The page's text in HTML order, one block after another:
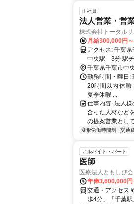
正社員
法人営業・営
株式会社トータル
月給300,000円
アクセス: 千葉県千葉市中央区新宿2-5-16LKパークビル8階 ・千葉駅 10分 ・千葉
中央駅 3分
千葉県千葉市中
勤務時間・曜日:
20時間以内 休暇
夏季休暇 ...
仕事内容: 法人
合った人材など
の提案営業とし
変形労働時間制 交通
アルバイト・パート
医師
医療法人ともしび
年俸3,600,000
交通・アクセス
歩4分、「千葉